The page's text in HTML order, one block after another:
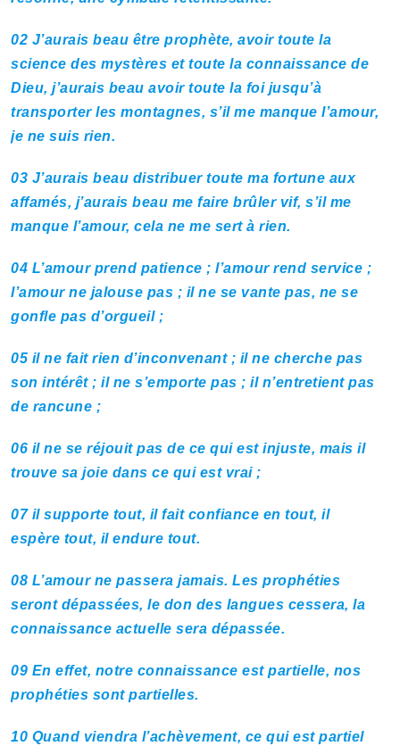
02 J’aurais beau être prophète, avoir toute la
science des mystères et toute la connaissance de
Dieu, j’aurais beau avoir toute la foi jusqu’à
transporter les montagnes, s’il me manque l’amour,
je ne suis rien.
03 J’aurais beau distribuer toute ma fortune aux
affamés, j’aurais beau me faire brûler vif, s’il me
manque l’amour, cela ne me sert à rien.
04 L’amour prend patience ; l’amour rend service ;
l’amour ne jalouse pas ; il ne se vante pas, ne se
gonfle pas d’orgueil ;
05 il ne fait rien d’inconvenant ; il ne cherche pas
son intérêt ; il ne s’emporte pas ; il n’entretient pas
de rancune ;
06 il ne se réjouit pas de ce qui est injuste, mais il
trouve sa joie dans ce qui est vrai ;
07il supporte tout, il fait confiance en tout, il
espère tout, il endure tout.
08 L’amour ne passera jamais. Les prophéties
seront dépassées, le don des langues cessera, la
connaissance actuelle sera dépassée.
09 En effet, notre connaissance est partielle, nos
prophéties sont partielles.
10 Quand viendra l’achèvement, ce qui est partiel